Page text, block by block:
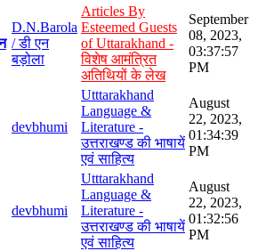
D.N.Barola
/ डी एन
बड़ोला
Articles By
Esteemed Guests
of Uttarakhand -
विशेष आमंत्रित
अतिथियों के लेख
September
08, 2023,
03:37:57
PM
devbhumi
Utttarakhand
Language &
Literature -
उत्तराखण्ड की भाषायें
एवं साहित्य
August
22, 2023,
01:34:39
PM
devbhumi
Utttarakhand
Language &
Literature -
उत्तराखण्ड की भाषायें
एवं साहित्य
August
22, 2023,
01:32:56
PM